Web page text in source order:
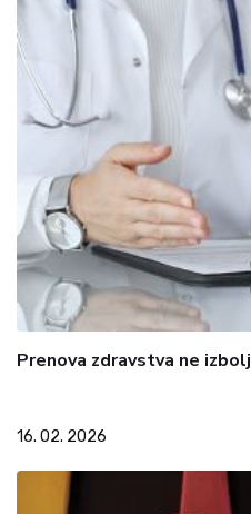
Prenova zdravstva ne
16. 02. 2026